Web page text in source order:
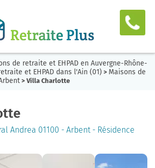
de retraite et EHPAD en Auvergne-Rhône-
et EHPAD dans l'Ain (01) > Maisons de
> Villa Charlotte
Andrea 01100 - Arbent - Résidence